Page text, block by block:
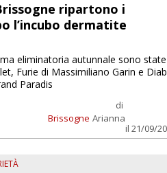
ripartono i
l’incubo dermatite
Brissogne
di
Arianna
il 21/09/
eliminatoria autunnale sono state
Furie di Massimiliano Garin e
Paradis